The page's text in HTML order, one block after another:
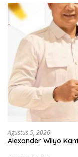
Agustus 5, 2026
Alexander Wilyo